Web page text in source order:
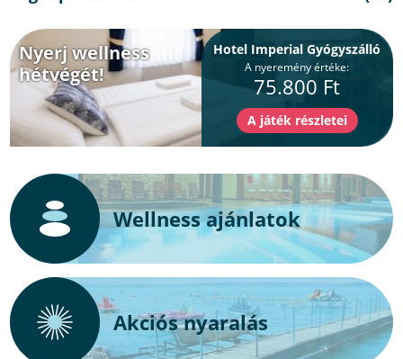
Nyerj wellness
hétvégét!
Hotel Imperial Gyógyszálló
A nyeremény értéke:
75.800 Ft
Wellness ajánlatok
Akciós nyaralás